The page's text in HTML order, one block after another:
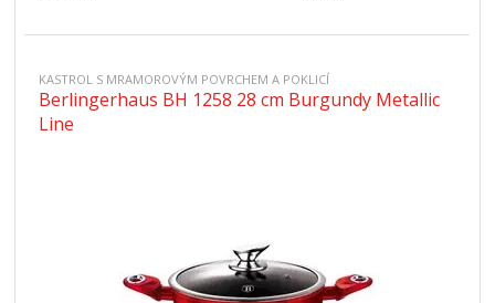
KASTROL S MRAMOROVÝM POVRCHEM A POKLICÍ
Berlingerhaus BH 1258 28 cm Burgundy Metallic
Line